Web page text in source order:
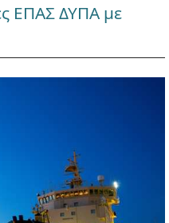
ΕΠΑΣ ΔΥΠΑ με